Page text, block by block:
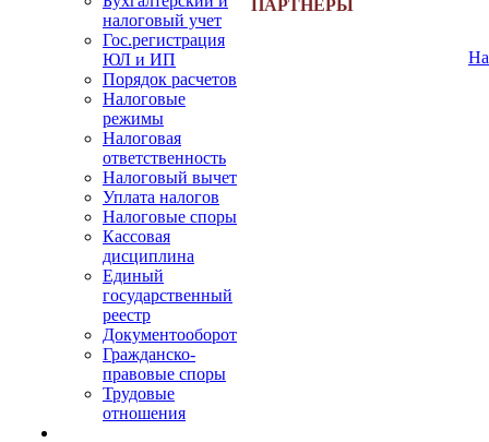
налоговый учет
Гос.регистрация
ЮЛ и ИП
Порядок расчетов
Налоговые
режимы
Налоговая
ответственность
Налоговый вычет
Уплата налогов
Налоговые споры
Кассовая
дисциплина
Единый
государственный
реестр
Документооборот
Гражданско-
правовые споры
Трудовые
отношения
ПАРТНЕРЫ